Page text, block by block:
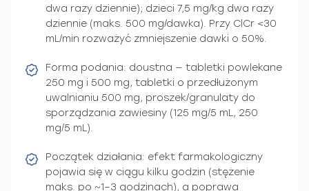
dwa razy dziennie); dzieci 7,5 mg/kg dwa razy
dziennie (maks. 500 mg/dawka). Przy ClCr <30
mL/min rozważyć zmniejszenie dawki o 50%.
Forma podania: doustna — tabletki powlekane
250 mg i 500 mg, tabletki o przedłużonym
uwalnianiu 500 mg, proszek/granulaty do
sporządzania zawiesiny (125 mg/5 mL, 250
mg/5 mL).
Początek działania: efekt farmakologiczny
pojawia się w ciągu kilku godzin (stężenie
maks. po ~1–3 godzinach), a poprawa